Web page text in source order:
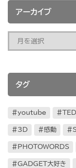
アーカイブ
タグ
youtube TED
3D 感動
PHOTOWORDS
GADGET大好き